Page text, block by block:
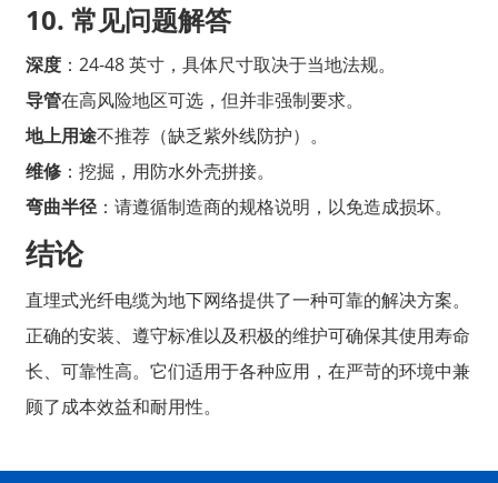
10. 常见问题解答
深度：24-48 英寸，具体尺寸取决于当地法规。
导管在高风险地区可选，但并非强制要求。
地上用途不推荐（缺乏紫外线防护）。
维修：挖掘，用防水外壳拼接。
弯曲半径：请遵循制造商的规格说明，以免造成损坏。
结论
直埋式光纤电缆为地下网络提供了一种可靠的解决方案。
正确的安装、遵守标准以及积极的维护可确保其使用寿命
长、可靠性高。它们适用于各种应用，在严苛的环境中兼
顾了成本效益和耐用性。